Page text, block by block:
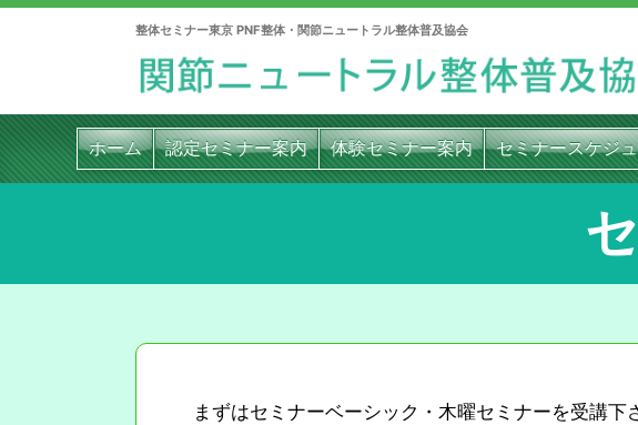
整体セミナー東京 PNF整体・関節ニュートラル整体普及協会
ホーム 認定セミナー案内 体験セミナー案内 セミナースケジ
まずはセミナーベーシック・木曜セミナーを受講下